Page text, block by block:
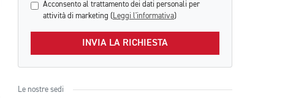
Acconsento al trattamento dei dati personali per
attività di marketing ( Leggi l'informativa)
INVIA LA RICHIESTA
Le nostre sedi